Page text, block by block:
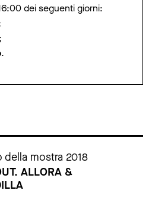
dei seguenti giorni:
;
.
della mostra 2018
ALLORA &